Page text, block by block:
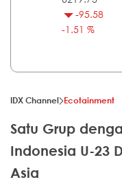
-95.58
-1.51 %
IDX Channel Ecotainment
Satu Grup
Indonesia U-23
Asia